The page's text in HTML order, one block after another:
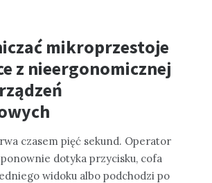
mikroprzestoje
z nieergonomicznej
czasem pięć sekund. Operator
dotyka przycisku, cofa
widoku albo podchodzi po